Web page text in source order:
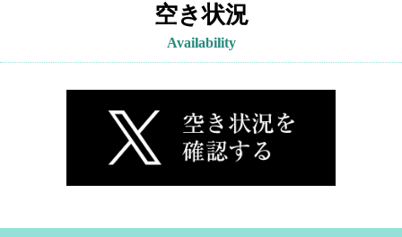
空き状況
Availability